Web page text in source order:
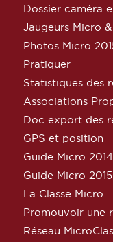
Dossier caméra
Jaugeurs Micro
Photos Micro
Pratiquer
Statistiques des
Associations
Doc export des
GPS et position
Guide Micro 2014
Guide Micro 2015
La Classe Micro
Promouvoir une
Réseau